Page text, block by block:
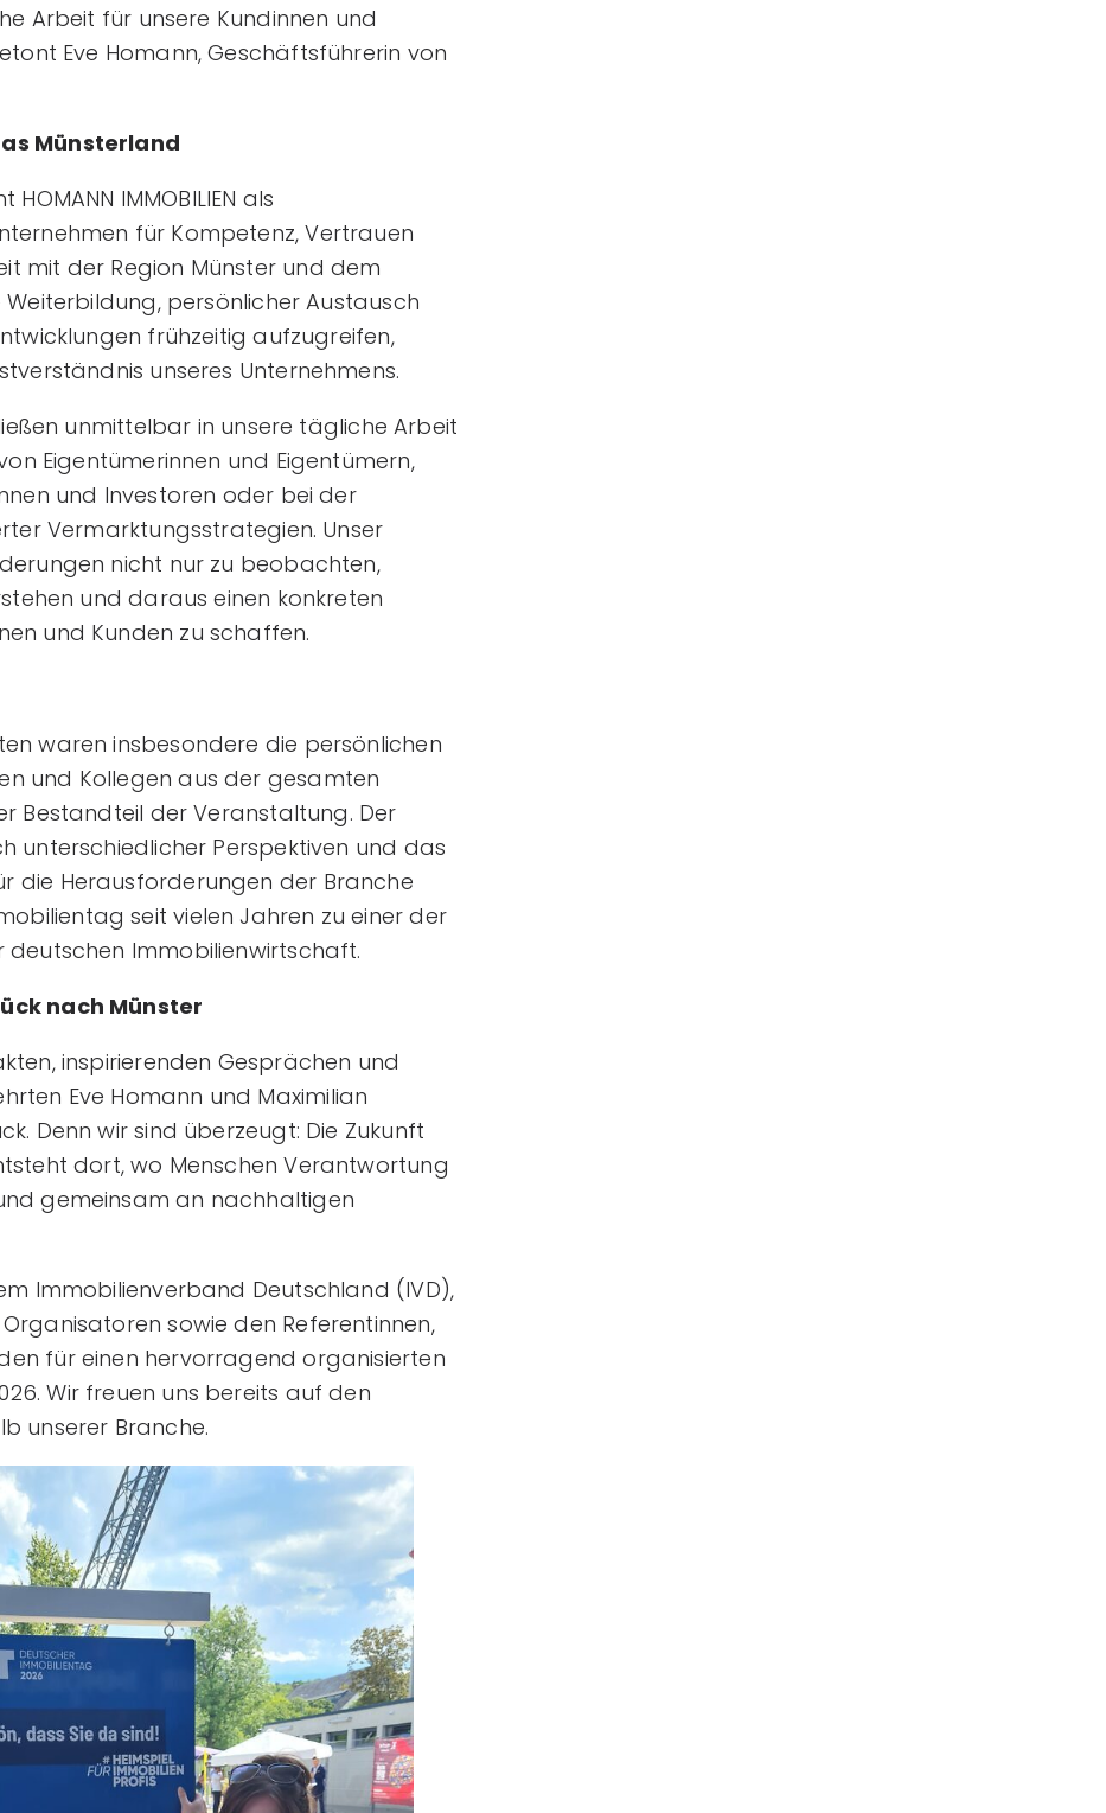
Arbeit für unsere Kundinnen und
Eve Homann, Geschäftsführerin von
Münsterland
IMMOBILIEN als
für Kompetenz, Vertrauen
mit der Region Münster und dem
persönlicher Austausch
frühzeitig aufzugreifen,
unseres Unternehmens.
unmittelbar in unsere tägliche Arbeit
Eigentümerinnen und Eigentümern,
und Investoren oder bei der
Vermarktungsstrategien. Unser
nicht nur zu beobachten,
und daraus einen konkreten
und Kunden zu schaffen.
waren insbesondere die persönlichen
und Kollegen aus der gesamten
Bestandteil der Veranstaltung. Der
unterschiedlicher Perspektiven und das
die Herausforderungen der Branche
seit vielen Jahren zu einer der
Immobilienwirtschaft.
nach Münster
inspirierenden Gesprächen und
Eve Homann und Maximilian
Denn wir sind überzeugt: Die Zukunft
dort, wo Menschen Verantwortung
gemeinsam an nachhaltigen
Immobilienverband Deutschland (IVD),
sowie den Referentinnen,
für einen hervorragend organisierten
Wir freuen uns bereits auf den
unserer Branche.